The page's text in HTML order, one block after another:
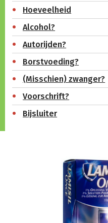
Hoeveelheid
Alcohol?
Autorijden?
Borstvoeding?
(Misschien) zwanger?
Voorschrift?
Bijsluiter